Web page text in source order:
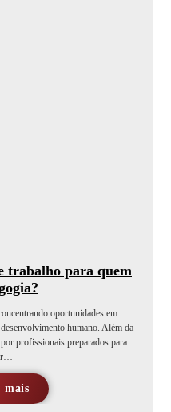
trabalho para quem
oportunidades em
humano. Além da
por profissionais preparados para
mais